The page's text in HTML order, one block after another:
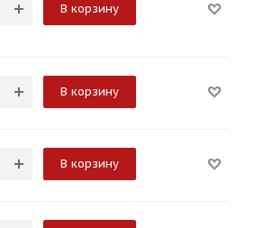
В корзину
В корзину
В корзину